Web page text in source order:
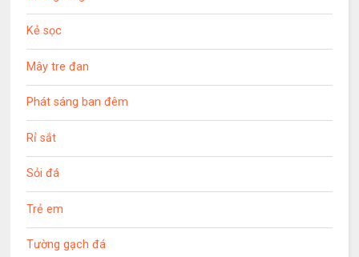
Kẻ sọc
Mây tre đan
Phát sáng ban đêm
Rỉ sắt
Sỏi đá
Trẻ em
Tường gạch đá